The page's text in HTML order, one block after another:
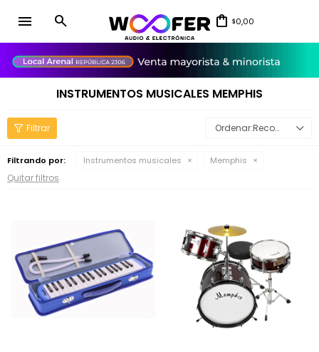
menu $0,00
INSTRUMENTOS MUSICALES MEMPHIS
Recomendados
Filtrando por: Instrumentos musicales Memphis
Quitar filtros
close